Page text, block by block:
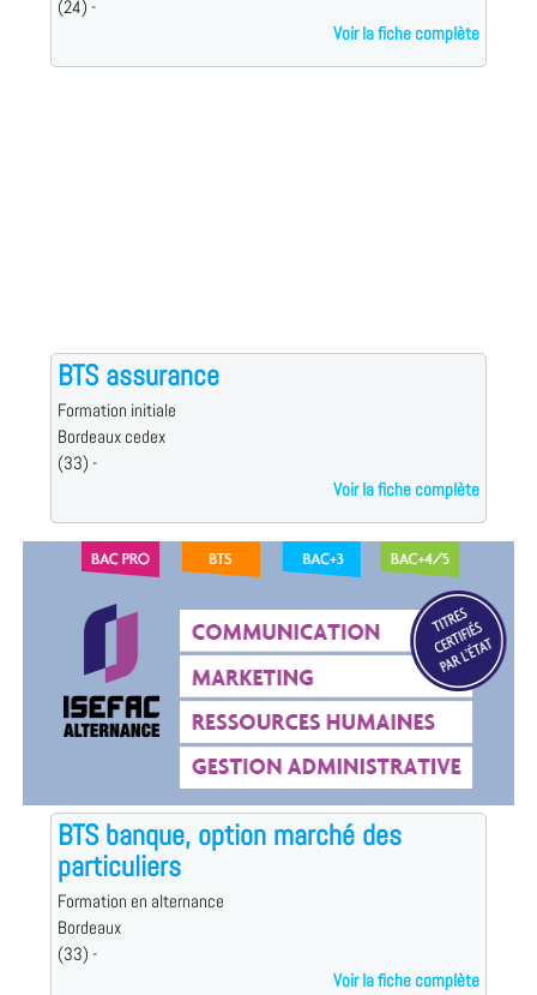
(24) -
Voir la fiche complète
BTS assurance
Formation initiale
Bordeaux cedex
(33) -
Voir la fiche complète
BTS banque, option marché des
particuliers
Formation en alternance
Bordeaux
(33) -
Voir la fiche complète